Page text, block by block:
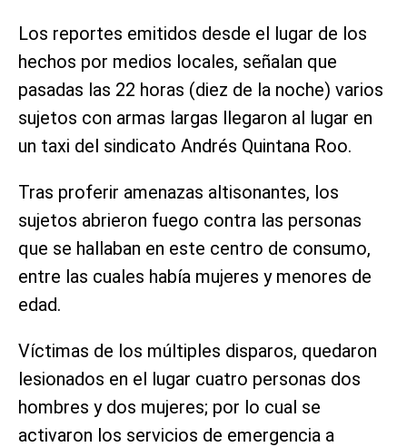
Los reportes emitidos desde el lugar de los
hechos por medios locales, señalan que
pasadas las 22 horas (diez de la noche) varios
sujetos con armas largas llegaron al lugar en
un taxi del sindicato Andrés Quintana Roo.
Tras proferir amenazas altisonantes, los
sujetos abrieron fuego contra las personas
que se hallaban en este centro de consumo,
entre las cuales había mujeres y menores de
edad.
Víctimas de los múltiples disparos, quedaron
lesionados en el lugar cuatro personas dos
hombres y dos mujeres; por lo cual se
activaron los servicios de emergencia a